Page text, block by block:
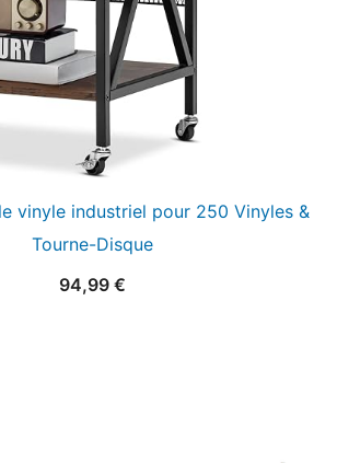
vinyle industriel pour 250 Vinyles &
Tourne-Disque
94,99 €